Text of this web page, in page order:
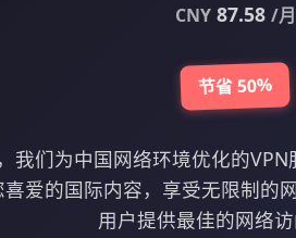
CNY87.58 /月
节省 50%
我们为中国网络环境优化的
爱的国际内容，享受无限制的
用户提供最佳的网络访